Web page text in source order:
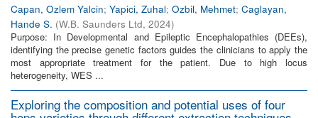
Capan, Ozlem Yalcin; Yapici, Zuhal; Ozbil, Mehmet; Caglayan,
Hande S. (W.B. Saunders Ltd, 2024)
Purpose: In Developmental and Epileptic Encephalopathies (DEEs),
identifying the precise genetic factors guides the clinicians to apply the
most appropriate treatment for the patient. Due to high locus
heterogeneity, WES ...
Exploring the composition and potential uses of four